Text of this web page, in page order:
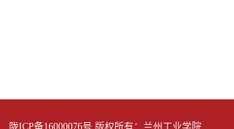
陇ICP备16000076号 版权所有：兰州工业学院